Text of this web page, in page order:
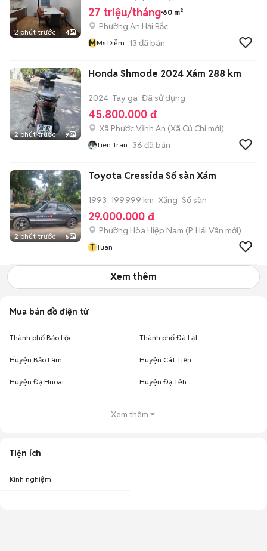
2 phút trước 4
27 triệu/tháng 60 m²
Phường An Hải Bắc
MMs Diễm 13 đã bán
2 phút trước 9
Honda Shmode 2024 Xám 288 km
2024 Tay ga Đã sử dụng
45.800.000 đ
Xã Phước Vĩnh An (Xã Củ Chi mới)
Tien Tran 36 đã bán
2 phút trước 5
Toyota Cressida Số sàn Xám
1993 199.999 km Xăng Số sàn
29.000.000 đ
Phường Hòa Hiệp Nam (P. Hải Vân mới)
T Tuan
Xem thêm
Mua bán đồ điện tử
Thành phố Bảo Lộc Thành phố Đà Lạt
Huyện Bảo Lâm Huyện Cát Tiên
Huyện Đạ Huoai Huyện Đạ Tẻh
Xem thêm
Tiện ích
Kinh nghiệm